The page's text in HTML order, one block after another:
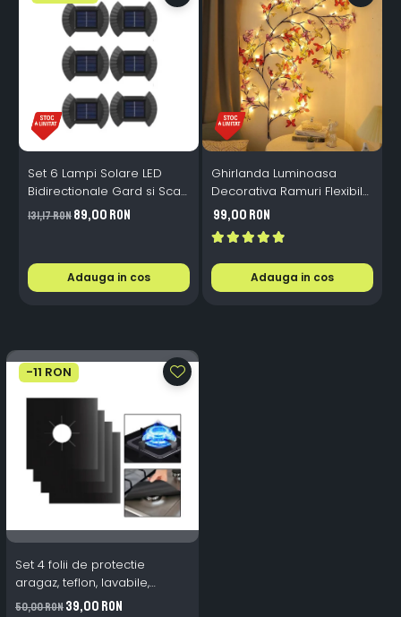
Set 6 Lampi Solare LED
Bidirectionale Gard si Scari
- 200mAh, IP65, Alb Cald,
Senzor Automat
131,17 RON89,00 RON
Adauga in cos
Ghirlanda Luminoasa
Decorativa Ramuri Flexibile
1.6m 72 LED USB
Telecomanda
99,00 RON
Adauga in cos
-11 RON
Set 4 folii de protectie
aragaz, teflon, lavabile,
reutilizabile, Negru/Gri
50,00 RON39,00 RON